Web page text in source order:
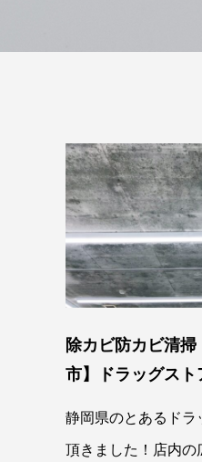
除カビ防カビ清
市】ドラッグスト
静岡県のとあるドラ
頂きました！店内の